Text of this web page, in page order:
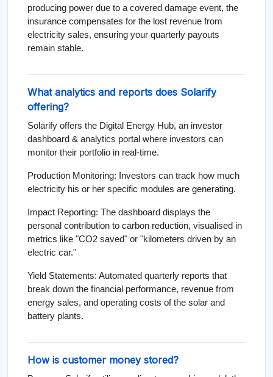
producing power due to a covered damage event, the
insurance compensates for the lost revenue from
electricity sales, ensuring your quarterly payouts
remain stable.
What analytics and reports does Solarify
offering?
Solarify offers the Digital Energy Hub, an investor
dashboard & analytics portal where investors can
monitor their portfolio in real-time.
Production Monitoring: Investors can track how much
electricity his or her specific modules are generating.
Impact Reporting: The dashboard displays the
personal contribution to carbon reduction, visualised in
metrics like "CO2 saved" or "kilometers driven by an
electric car."
Yield Statements: Automated quarterly reports that
break down the financial performance, revenue from
energy sales, and operating costs of the solar and
battery plants.
How is customer money stored?